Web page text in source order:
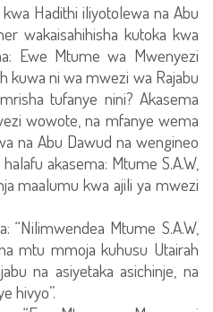
Hadithi iliyotolewa na Abu
wakaisahihisha kutoka kwa
Ewe Mtume wa Mwenyezi
kuwa ni wa mwezi wa Rajabu
tufanye nini? Akasema
wowote, na mfanye wema
na Abu Dawud na wengineo
akasema: Mtume S.A.W,
maalumu kwa ajili ya mwezi
“Nilimwendea Mtume S.A.W,
mtu mmoja kuhusu Utairah
na asiyetaka asichinje, na
hivyo”.